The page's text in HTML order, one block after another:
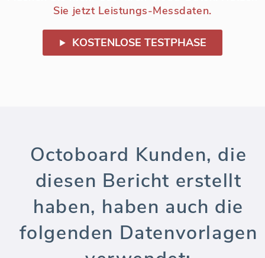
Sie jetzt Leistungs-Messdaten.
KOSTENLOSE TESTPHASE
Octoboard Kunden, die
diesen Bericht erstellt
haben, haben auch die
folgenden Datenvorlagen